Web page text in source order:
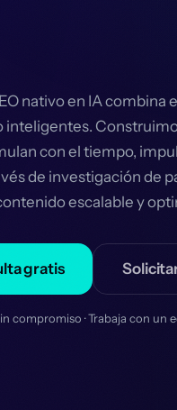
nativo en IA combina
inteligentes.
con el tiempo,
de investigación de
escalable y
gratis
compromiso · Trabaja con un